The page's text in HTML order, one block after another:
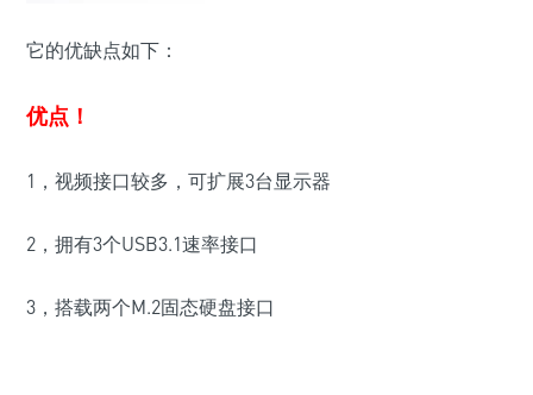
它的优缺点如下：
优点！
1，视频接口较多，可扩展3台显示器
2，拥有3个USB3.1速率接口
3，搭载两个M.2固态硬盘接口